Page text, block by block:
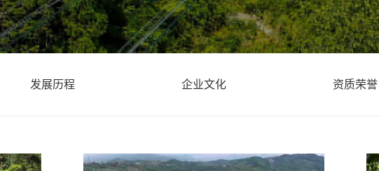
发展历程 企业文化 资质荣誉